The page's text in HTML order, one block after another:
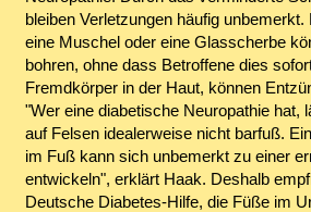
bleiben Verletzungen häufig unbemerkt.
eine Muschel oder eine Glasscherbe
bohren, ohne dass Betroffene dies
Fremdkörper in der Haut, können
"Wer eine diabetische Neuropathie hat,
auf Felsen idealerweise nicht barfuß.
im Fuß kann sich unbemerkt zu einer
entwickeln", erklärt Haak. Deshalb
Deutsche Diabetes-Hilfe, die Füße im